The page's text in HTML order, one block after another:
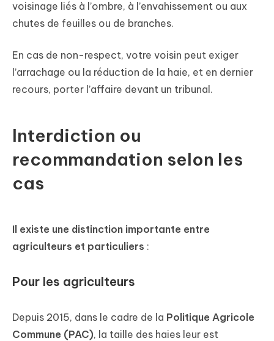
voisinage liés à l’ombre, à l’envahissement ou aux
chutes de feuilles ou de branches.
En cas de non-respect, votre voisin peut exiger
l’arrachage ou la réduction de la haie, et en dernier
recours, porter l’affaire devant un tribunal.
Interdiction ou
recommandation selon les
cas
Il existe une distinction importante entre
agriculteurs et particuliers :
Pour les agriculteurs
Depuis 2015, dans le cadre de la Politique Agricole
Commune (PAC), la taille des haies leur est